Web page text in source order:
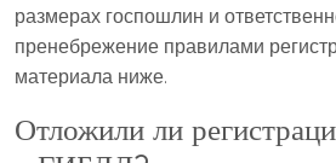
размерах госпошлин и
пренебрежение правилами
материала ниже.
Отложили ли